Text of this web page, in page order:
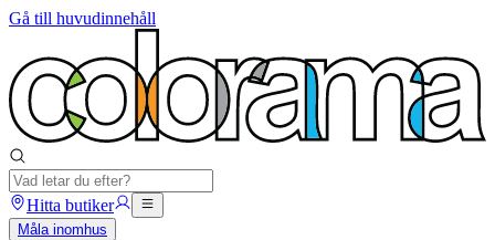
Gå till huvudinnehåll
Hitta butiker
Måla inomhus